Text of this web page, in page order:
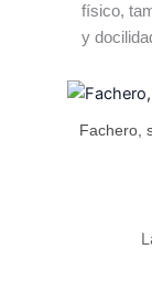
físico,
y
Fachero,